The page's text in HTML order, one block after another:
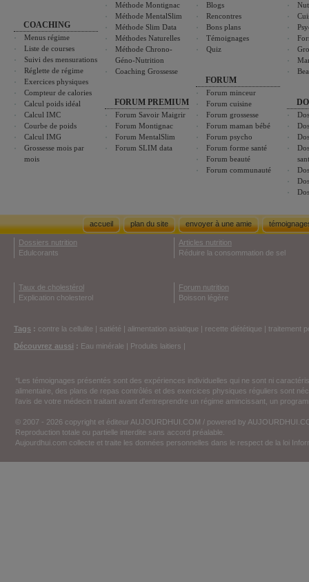
COACHING
Menus régime
Liste de courses
Suivi des mensurations
Réglette de régime
Exercices physiques
Compteur de calories
Calcul poids idéal
Calcul IMC
Courbe de poids
Calcul IMG
Grossesse mois par
mois
Méthode Montignac
Méthode MentalSlim
Méthode Slim Data
Méthodes Naturelles
Méthode Chrono-
Géno-Nutrition
Coaching Grossesse
FORUM PREMIUM
Forum Savoir Maigrir
Forum Montignac
Forum MentalSlim
Forum SLIM data
Blogs
Rencontres
Bons plans
Témoignages
Quiz
FORUM
Forum minceur
Forum cuisine
Forum grossesse
Forum maman bébé
Forum psycho
Forum forme santé
Forum beauté
Forum communauté
accueil plan du site envoyer à une amie
Dossiers nutrition
Edulcorants
Articles nutrition
Réduire la consommation de sel
Taux de cholestérol
Explication cholesterol
Forum nutrition
Boisson légère
Tags : contre la cellulite | satiété | alimentation asiatique | recette diététique | traitement
Découvrez aussi : Eau minérale | Produits laitiers |
*Les témoignages présentés sont des expériences individuelles qui ne sont ni
alimentaire, des plans de repas contrôlés et des exercices physiques réguliers sont
l'avis de votre médecin traitant avant d'entreprendre un régime amincissant, un
© 2007 - 2026 copyright et éditeur AUJOURDHUI.COM / powered by
Reproduction totale ou partielle interdite sans accord préalable.
Aujourdhui.com collecte et traite les données personnelles dans le respect de la loi